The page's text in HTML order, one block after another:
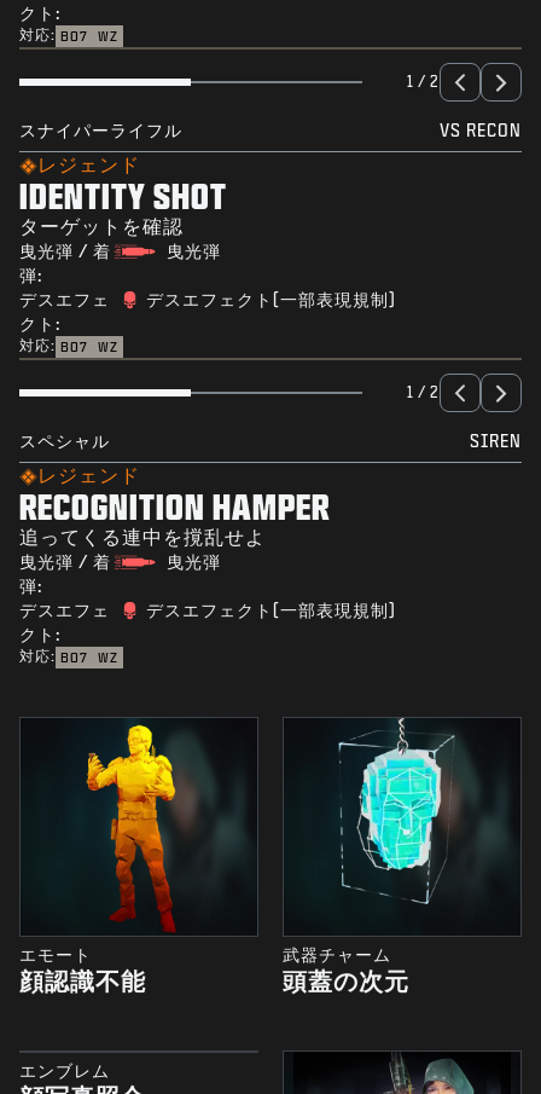
クト:
対応: BO7 WZ
1 / 2
スナイパーライフル VS RECON
レジェンド
IDENTITY SHOT
ターゲットを確認
曳光弾 / 着
弾:
曳光弾
デスエフェ
クト:
デスエフェクト(一部表現規制)
対応: BO7 WZ
1 / 2
スペシャル SIREN
レジェンド
RECOGNITION HAMPER
追ってくる連中を撹乱せよ
曳光弾 / 着
弾:
曳光弾
デスエフェ
クト:
デスエフェクト(一部表現規制)
対応: BO7 WZ
エモート
顔認識不能
武器チャーム
頭蓋の次元
エンブレム